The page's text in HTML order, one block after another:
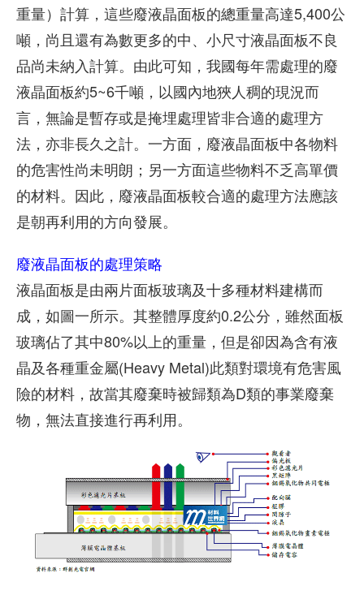
重量）計算，這些廢液晶面板的總重量高達5,400公
噸，尚且還有為數更多的中、小尺寸液晶面板不良
品尚未納入計算。由此可知，我國每年需處理的廢
液晶面板約5~6千噸，以國內地狹人稠的現況而
言，無論是暫存或是掩埋處理皆非合適的處理方
法，亦非長久之計。一方面，廢液晶面板中各物料
的危害性尚未明朗；另一方面這些物料不乏高單價
的材料。因此，廢液晶面板較合適的處理方法應該
是朝再利用的方向發展。
廢液晶面板的處理策略
液晶面板是由兩片面板玻璃及十多種材料建構而
成，如圖一所示。其整體厚度約0.2公分，雖然面板
玻璃佔了其中80%以上的重量，但是卻因為含有液
晶及各種重金屬(Heavy Metal)此類對環境有危害風
險的材料，故當其廢棄時被歸類為D類的事業廢棄
物，無法直接進行再利用。